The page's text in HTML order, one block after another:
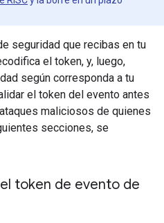
seguridad que recibas en tu
el token, y, luego,
según corresponda a tu
el token del evento antes
maliciosos de quienes
secciones, se
token de evento de